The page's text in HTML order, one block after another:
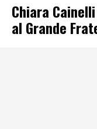
Chiara
al Grande